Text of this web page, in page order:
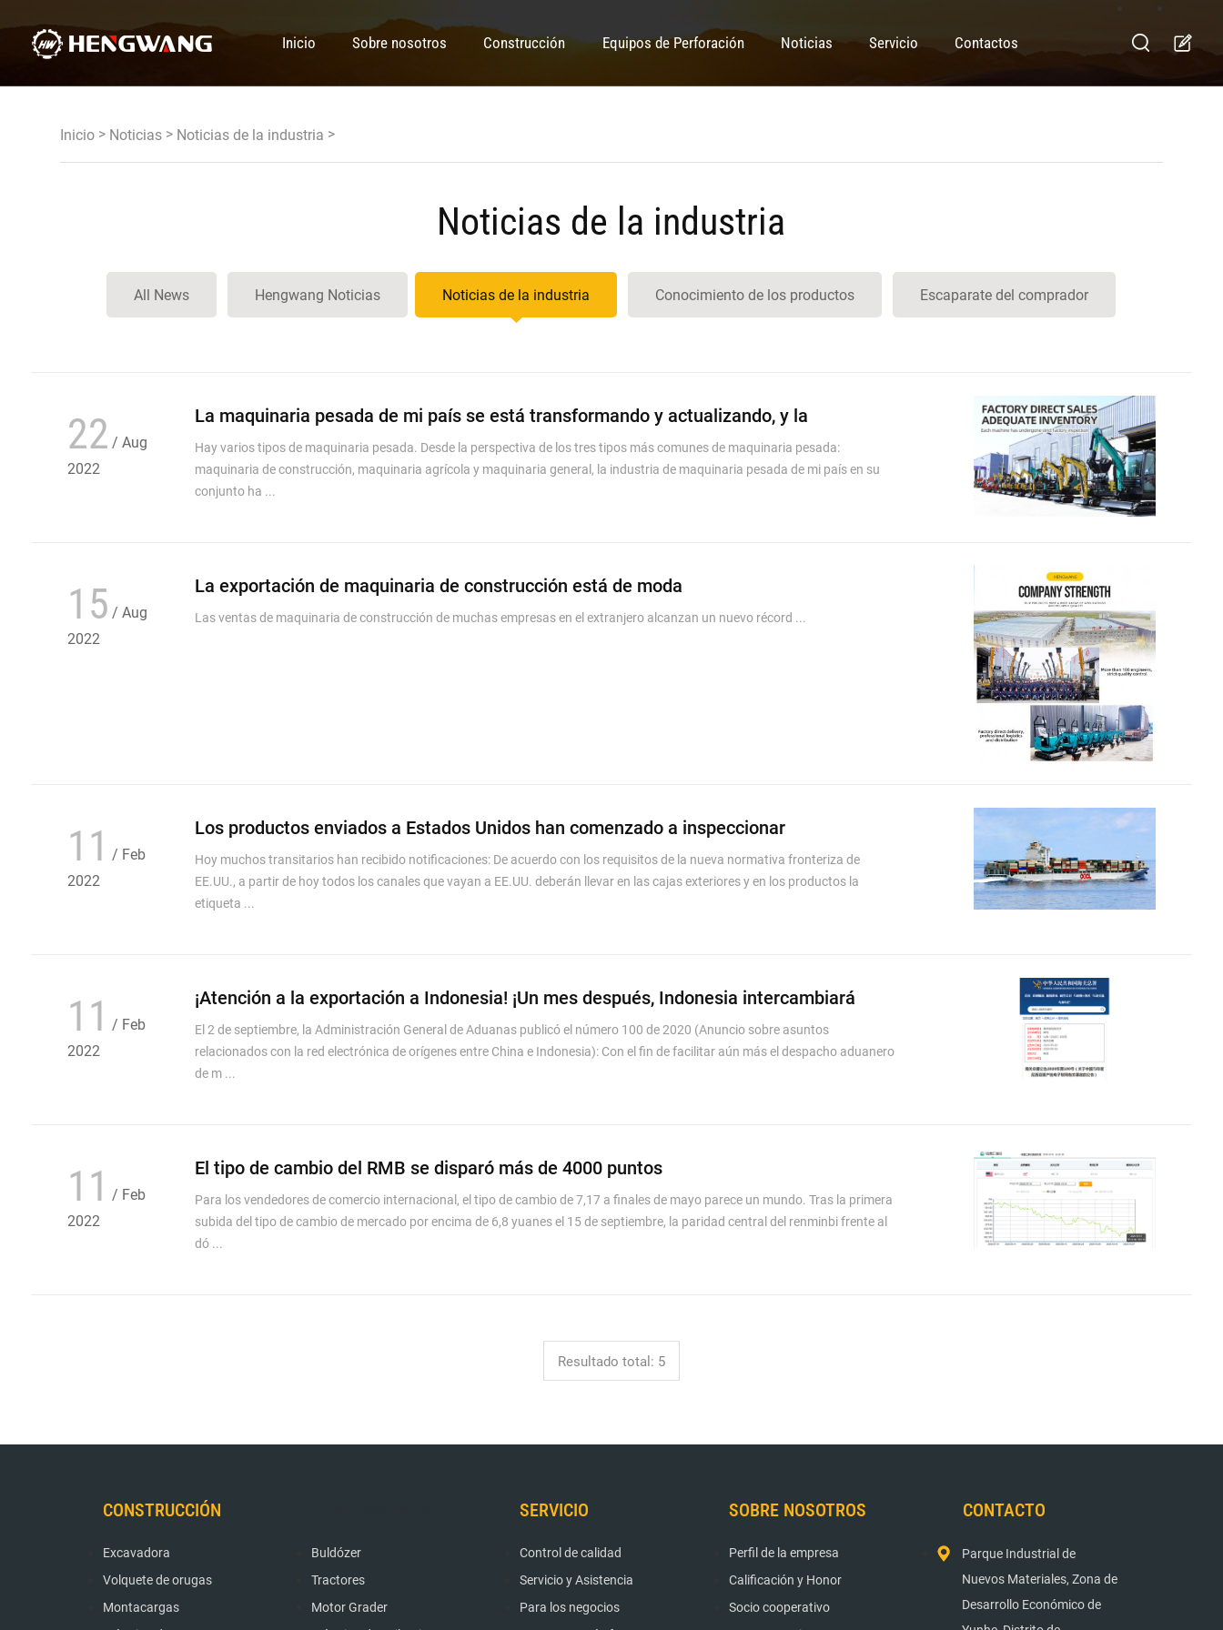
Inicio Sobre nosotros Construcción Equipos de Perforación Noticias Servicio Contactos
Inicio> Noticias> Noticias de la industria >
Noticias de la industria
All News Hengwang Noticias Noticias de la industria Conocimiento de los productos Escaparate del comprador
22 / Aug
2022
La maquinaria pesada de mi país se está transformando y actualizando, y la
inteligencia se converti
Hay varios tipos de maquinaria pesada. Desde la perspectiva de los tres tipos más comunes de maquinaria pesada:
maquinaria de construcción, maquinaria agrícola y maquinaria general, la industria de maquinaria pesada de mi país en su
conjunto ha ...
15 / Aug
2022
La exportación de maquinaria de construcción está de moda
Las ventas de maquinaria de construcción de muchas empresas en el extranjero alcanzan un nuevo récord ...
11
/ Feb
2022
Los productos enviados a Estados Unidos han comenzado a inspeccionar
estrictamente la etiqueta "
Hoy muchos transitarios han recibido notificaciones: De acuerdo con los requisitos de la nueva normativa fronteriza de
EE.UU., a partir de hoy todos los canales que vayan a EE.UU. deberán llevar en las cajas exteriores y en los productos la
etiqueta ...
11
/ Feb
2022
¡Atención a la exportación a Indonesia! ¡Un mes después, Indonesia intercambiará
información e
El 2 de septiembre, la Administración General de Aduanas publicó el número 100 de 2020 (Anuncio sobre asuntos
relacionados con la red electrónica de orígenes entre China e Indonesia): Con el fin de facilitar aún más el despacho aduanero
de m ...
11
/ Feb
2022
El tipo de cambio del RMB se disparó más de 4000 puntos
Para los vendedores de comercio internacional, el tipo de cambio de 7,17 a finales de mayo parece un mundo. Tras la primera
subida del tipo de cambio de mercado por encima de 6,8 yuanes el 15 de septiembre, la paridad central del renminbi frente al
dó ...
Resultado total: 5
CONSTRUCCIÓN
Excavadora
Volquete de orugas
Montacargas
Buldózer
Tractores
Motor Grader
SERVICIO
Control de calidad
Servicio y Asistencia
Para los negocios
SOBRE NOSOTROS
Perfil de la empresa
Calificación y Honor
Socio cooperativo
CONTACTO
Parque Industrial de
Nuevos Materiales, Zona de
Desarrollo Económico de